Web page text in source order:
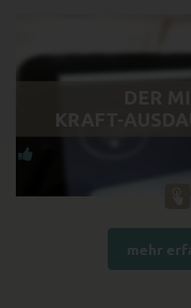
KRAFT-
mehr